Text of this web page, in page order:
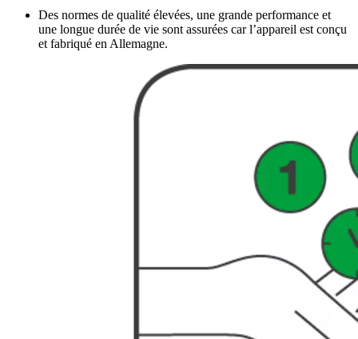
Des normes de qualité élevées, une grande performance et
une longue durée de vie sont assurées car l’appareil est conçu
et fabriqué en Allemagne.